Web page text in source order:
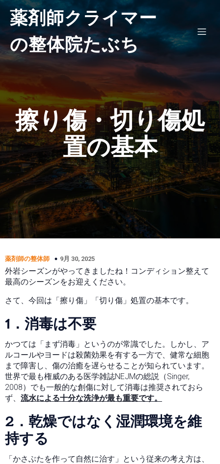
薬剤師クライマー
の整体院たぶち
擦り傷・切り傷処
置の基本
薬剤師の整体師 9月 30, 2025
外岩シーズンがやってきましたね！コンディション整えて
最高のシーズンをお迎えください。
さて、今回は「擦り傷」「切り傷」処置の基本です。
1．消毒は不要
かつては「まず消毒」というのが常識でした。しかし、ア
ルコールやヨードは殺菌効果を有する一方で、健常な細胞
まで障害し、傷の治癒を遅らせることが知られています。
世界で最も権威のある医学雑誌NEJMの総説（Singer,
2008）でも一般的な創傷に対して消毒は推奨されておら
ず、 流水による十分な洗浄が最も重要です。
2．乾燥ではなく湿潤環境を維
持する
「かさぶたを作って自然に治す」という従来の考え方は、